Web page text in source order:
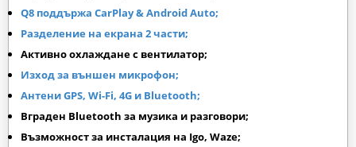
Q8 поддържа CarPlay & Android Auto;
Разделение на екрана 2 части;
Активно охлаждане с вентилатор;
Изход за външен микрофон;
Антени GPS, Wi-Fi, 4G и Bluetooth;
Вграден Bluetooth за музика и разговори;
Възможност за инсталация на Igo, Waze;